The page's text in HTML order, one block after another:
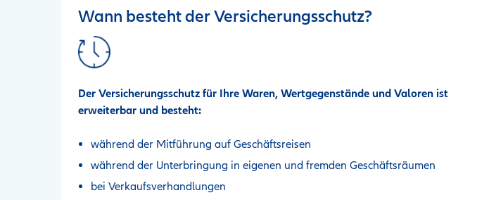
Wann besteht der Versicherungsschutz?
Der Versicherungsschutz für Ihre Waren, Wertgegenstände und Valoren ist
erweiterbar und besteht:
während der Mitführung auf Geschäftsreisen
während der Unterbringung in eigenen und fremden Geschäftsräumen
bei Verkaufsverhandlungen